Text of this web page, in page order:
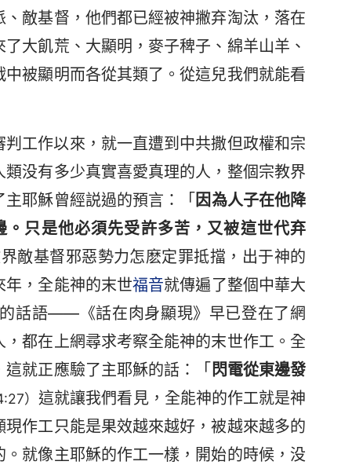
敵基督，他們都已經被神撇弃淘汰，落在
大飢荒、大顯明，麥子稗子、綿羊山羊、
被顯明而各從其類了。從這兒我們就能看
工作以來，就一直遭到中共撒但政權和宗
没有多少真實喜愛真理的人，整個宗教界
耶穌曾經説過的預言：「 因為人子在他降
只是他必須先受許多苦，又被這世代弃
敵基督邪惡勢力怎麽定罪抵擋，出于神的
，全能神的末世福音就傳遍了整個中華大
話語——《話在肉身顯現》早已登在了網
都在上網尋求考察全能神的末世作工。全
就正應驗了主耶穌的話：「 閃電從東邊發
）這就讓我們看見，全能神的作工就是神
作工只能是果效越來越好，被越來越多的
就像主耶穌的作工一樣，開始的時候，没